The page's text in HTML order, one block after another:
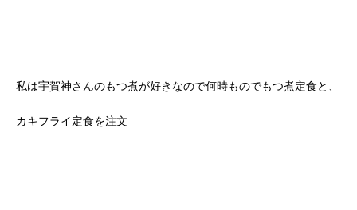
私は宇賀神さんのもつ煮が好きなので何時ものでもつ煮定食と、
カキフライ定食を注文